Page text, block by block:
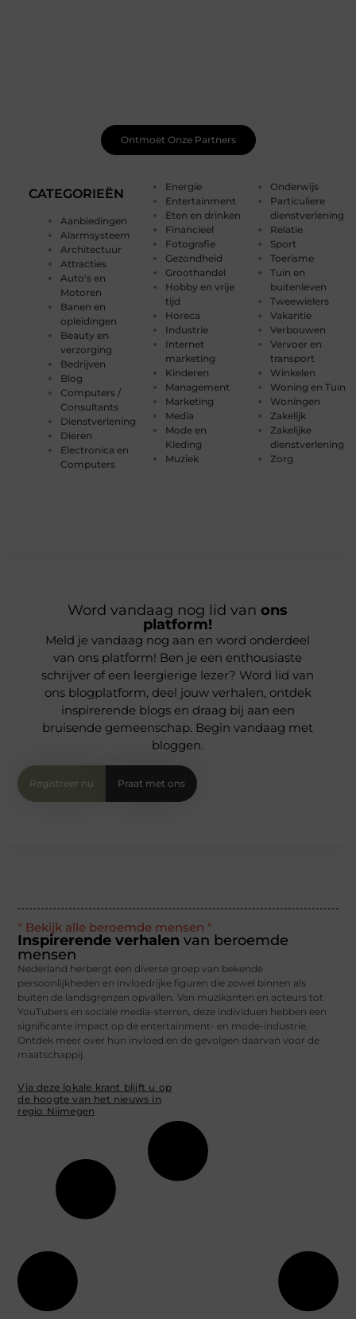
CATEGORIEËN
Aanbiedingen
Alarmsysteem
Architectuur
Attracties
Auto's en
Motoren
Banen en
opleidingen
Beauty en
verzorging
Bedrijven
Blog
Computers /
Consultants
Dienstverlening
Dieren
Electronica en
Computers
Energie
Entertainment
Eten en drinken
Financieel
Fotografie
Gezondheid
Groothandel
Hobby en vrije
tijd
Horeca
Industrie
Internet
marketing
Kinderen
Management
Marketing
Media
Mode en
Kleding
Muziek
Onderwijs
Particuliere
dienstverlening
Relatie
Sport
Toerisme
Tuin en
buitenleven
Tweewielers
Vakantie
Verbouwen
Vervoer en
transport
Winkelen
Woning en Tuin
Woningen
Zakelijk
Zakelijke
dienstverlening
Zorg
Ontmoet Onze Partners
Word vandaag nog lid vanons
platform!
Meld je vandaag nog aan en word onderdeel
van ons platform! Ben je een enthousiaste
schrijver of een leergierige lezer? Word lid van
ons blogplatform, deel jouw verhalen, ontdek
inspirerende blogs en draag bij aan een
bruisende gemeenschap. Begin vandaag met
bloggen.
Registreer nu Praat met ons
" Bekijk alle beroemde mensen "
Inspirerende verhalen van beroemde
mensen
Nederland herbergt een diverse groep van bekende
persoonlijkheden en invloedrijke figuren die zowel binnen als
buiten de landsgrenzen opvallen. Van muzikanten en acteurs tot
YouTubers en sociale media-sterren, deze individuen hebben een
significante impact op de entertainment- en mode-industrie.
Ontdek meer over hun invloed en de gevolgen daarvan voor de
maatschappij.
Via deze lokale krant blijft u op
de hoogte van het nieuws in
regio Nijmegen